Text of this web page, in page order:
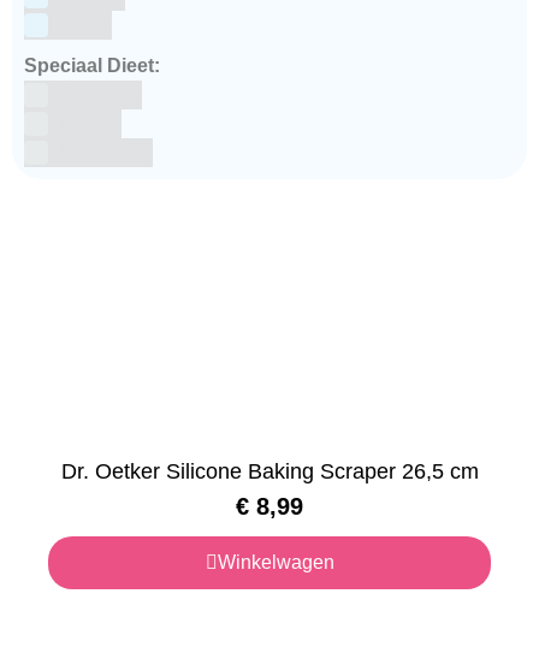
Speciaal Dieet:
Dr. Oetker Silicone Baking Scraper 26,5 cm
€ 8,99
Winkelwagen